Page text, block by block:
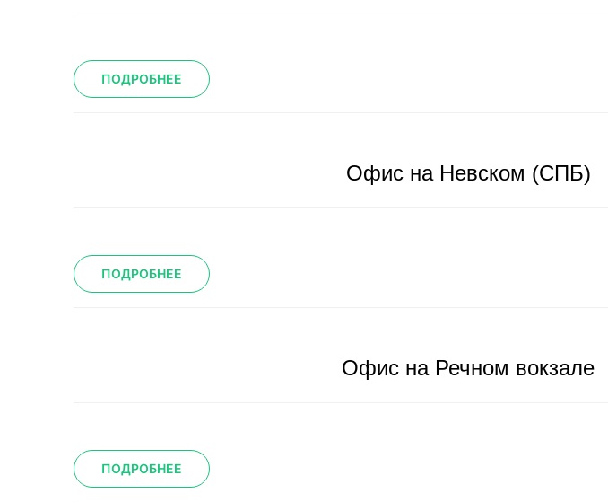
ПОДРОБНЕЕ
Офис на Невском (СПБ)
ПОДРОБНЕЕ
Офис на Речном вокзале
ПОДРОБНЕЕ